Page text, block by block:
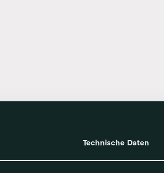
Technische Daten